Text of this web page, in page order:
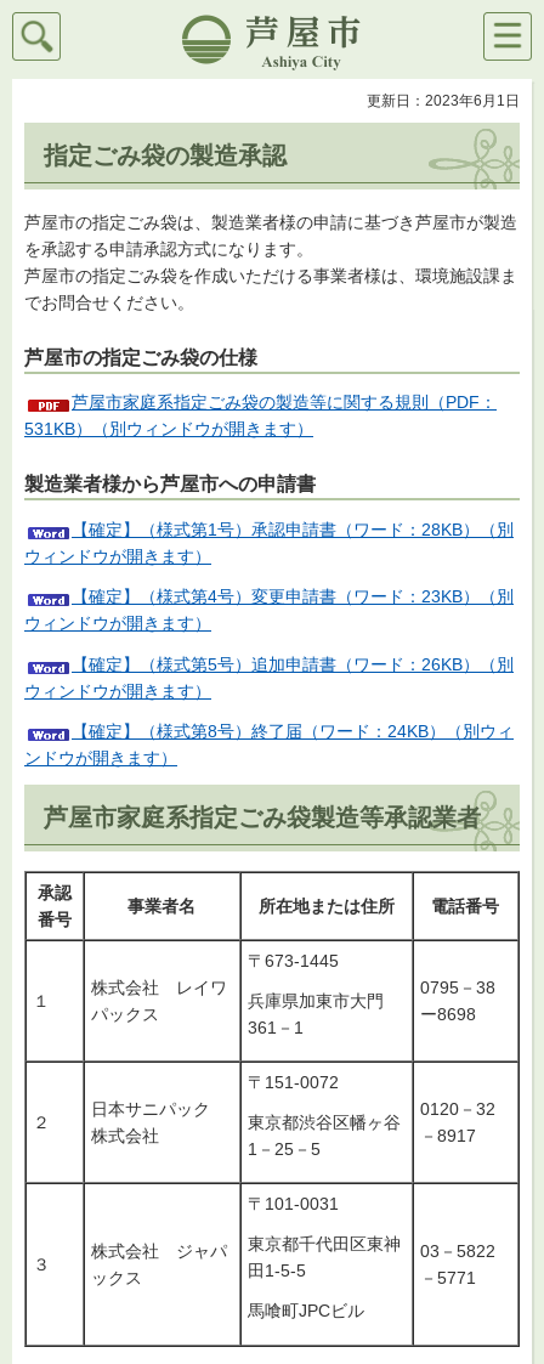
芦屋市
検索
メニ
ュー
更新日：2023年6月1日
指定ごみ袋の製造承認
芦屋市の指定ごみ袋は、製造業者様の申請に基づき芦屋市が製造
を承認する申請承認方式になります。
芦屋市の指定ごみ袋を作成いただける事業者様は、環境施設課ま
でお問合せください。
芦屋市の指定ごみ袋の仕様
芦屋市家庭系指定ごみ袋の製造等に関する規則（PDF：
531KB）（別ウィンドウが開きます）
製造業者様から芦屋市への申請書
【確定】（様式第1号）承認申請書（ワード：28KB）（別
ウィンドウが開きます）
【確定】（様式第4号）変更申請書（ワード：23KB）（別
ウィンドウが開きます）
【確定】（様式第5号）追加申請書（ワード：26KB）（別
ウィンドウが開きます）
【確定】（様式第8号）終了届（ワード：24KB）（別ウィ
ンドウが開きます）
芦屋市家庭系指定ごみ袋製造等承認業者
承認
番号
事業者名 所在地または住所 電話番号
１
株式会社 レイワ
パックス
〒673-1445
兵庫県加東市大門
361－1
0795－38
ー8698
２
日本サニパック
株式会社
〒151‐0072
東京都渋谷区幡ヶ谷
1－25－5
0120－32
－8917
３
株式会社 ジャパ
ックス
〒101‐0031
東京都千代田区東神
田1-5-5
馬喰町JPCビル
03－5822
－5771